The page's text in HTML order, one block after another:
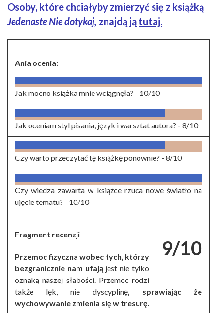
Osoby, które chciałyby zmierzyć się z książką
Jedenaste Nie dotykaj, znajdą ją tutaj.
Ania ocenia:
Jak mocno książka mnie wciągnęła? - 10/10
Jak oceniam styl pisania, język i warsztat autora? - 8/10
Czy warto przeczytać tę książkę ponownie? - 8/10
Czy wiedza zawarta w książce rzuca nowe światło na
ujęcie tematu? - 10/10
9/10
Fragment recenzji
Przemoc fizyczna wobec tych, którzy
bezgranicznie nam ufająjest nie tylko
oznaką naszej słabości. Przemoc rodzi
także lęk, nie dyscyplinę , sprawiając że
wychowywanie zmienia się w tresurę.